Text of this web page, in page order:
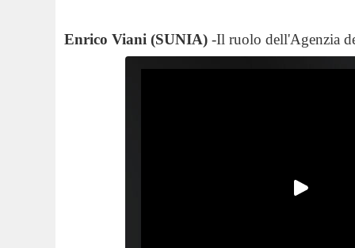
Enrico Viani (SUNIA) -Il ruolo dell'Agenzia